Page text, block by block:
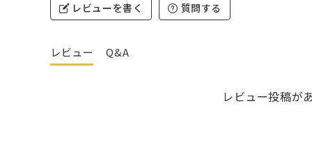
レビューを書く 質問する
レビュー Q&A
レビュー投稿が